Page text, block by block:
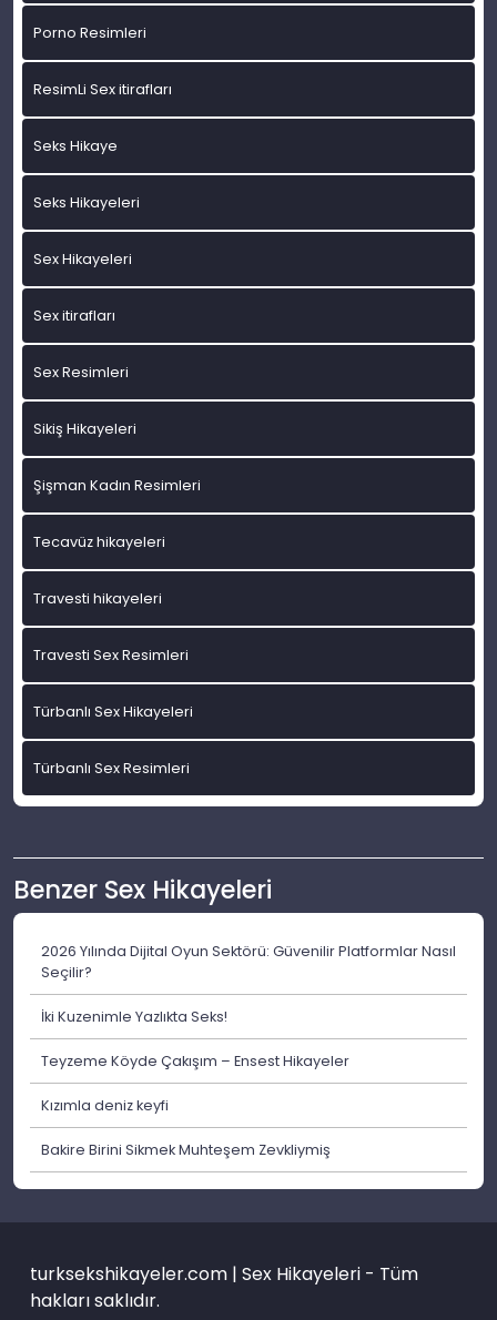
Porno Resimleri
ResimLi Sex itirafları
Seks Hikaye
Seks Hikayeleri
Sex Hikayeleri
Sex itirafları
Sex Resimleri
Sikiş Hikayeleri
Şişman Kadın Resimleri
Tecavüz hikayeleri
Travesti hikayeleri
Travesti Sex Resimleri
Türbanlı Sex Hikayeleri
Türbanlı Sex Resimleri
Benzer Sex Hikayeleri
2026 Yılında Dijital Oyun Sektörü: Güvenilir Platformlar Nasıl
Seçilir?
İki Kuzenimle Yazlıkta Seks!
Teyzeme Köyde Çakışım – Ensest Hikayeler
Kızımla deniz keyfi
Bakire Birini Sikmek Muhteşem Zevkliymiş
turksekshikayeler.com | Sex Hikayeleri - Tüm
hakları saklıdır.